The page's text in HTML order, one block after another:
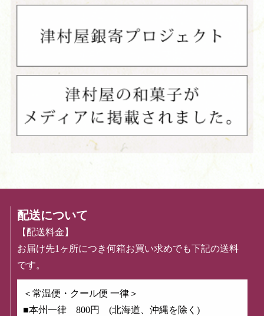
配送について
【配送料金】
お届け先1ヶ所につき何箱お買い求めでも下記の送料
です。
＜常温便・クール便 一律＞
■本州一律 800円 (北海道、沖縄を除く)